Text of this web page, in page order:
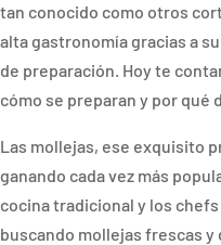
tan conocido como otros
alta gastronomía gracias a
de preparación. Hoy te
cómo se preparan y por qué
Las mollejas, ese exquisito
ganando cada vez más
cocina tradicional y los
buscando mollejas frescas y